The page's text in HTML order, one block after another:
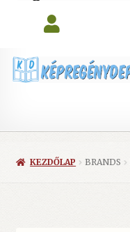
KEZDŐLAP BRANDS